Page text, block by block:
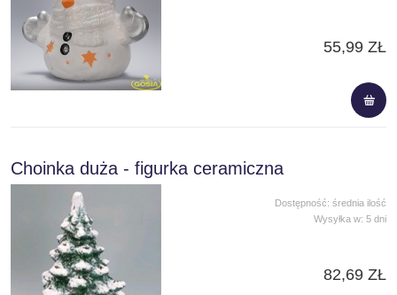
55,99 ZŁ
Choinka duża - figurka ceramiczna
Dostępność: średnia ilość
Wysyłka w: 5 dni
82,69 ZŁ